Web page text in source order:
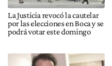
La Justicia revocó la cautelar
por las elecciones en Boca y se
podrá votar este domingo